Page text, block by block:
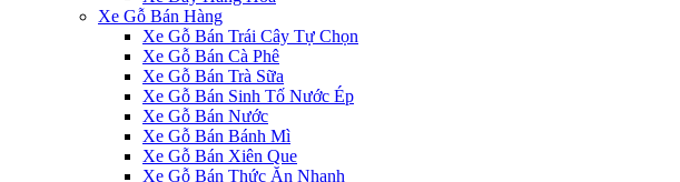
Xe Gỗ Bán Hàng
Xe Gỗ Bán Trái Cây Tự Chọn
Xe Gỗ Bán Cà Phê
Xe Gỗ Bán Trà Sữa
Xe Gỗ Bán Sinh Tố Nước Ép
Xe Gỗ Bán Nước
Xe Gỗ Bán Bánh Mì
Xe Gỗ Bán Xiên Que
Xe Gỗ Bán Thức Ăn Nhanh